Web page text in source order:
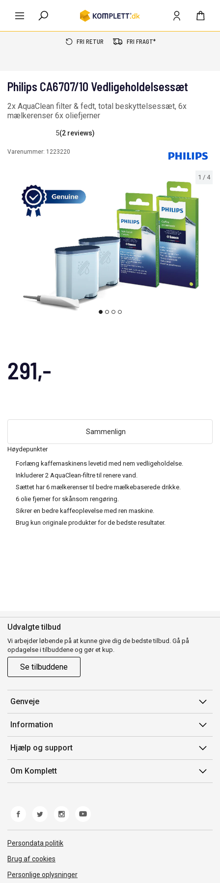
FRI RETUR FRI FRAGT*
1 / 4
Høydepunkter
Forlæng kaffemaskinens levetid med nem vedligeholdelse.
Inkluderer 2 AquaClean-filtre til renere vand.
Sættet har 6 mælkerenser til bedre mælkebaserede drikke.
6 olie fjerner for skånsom rengøring.
Sikrer en bedre kaffeoplevelse med ren maskine.
Brug kun originale produkter for de bedste resultater.
Philips CA6707/10 Vedligeholdelsessæt
2x AquaClean filter & fedt, total beskyttelsessæt, 6x
mælkerenser 6x oliefjerner
5(2 reviews)
Varenummer: 1223220
291,-
Sammenlign
Udvalgte tilbud
Vi arbejder løbende på at kunne give dig de bedste tilbud. Gå på
opdagelse i tilbuddene og gør et kup.
Se tilbuddene
Genveje
Min side
Ordrehistorik
Gavekort
Information
Salgsbetingelser
Mærker/producent
Fortrydelsesret
Hjælp og support
Kontakt os
Kundeservice
Fejl/Mangler
Fragt og levering
Om Komplett
Persondata politik
Brug af cookies
Personlige oplysninger